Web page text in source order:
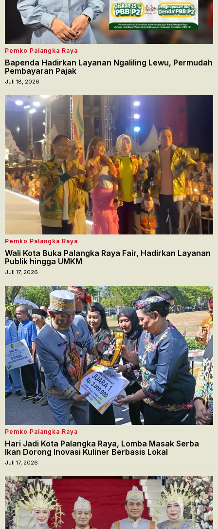
Pemko Palangka Raya
Bapenda Hadirkan Layanan Ngaliling Lewu, Permudah
Pembayaran Pajak
Juli 18, 2026
Pemko Palangka Raya
Wali Kota Buka Palangka Raya Fair, Hadirkan Layanan
Publik hingga UMKM
Juli 17, 2026
Pemko Palangka Raya
Hari Jadi Kota Palangka Raya, Lomba Masak Serba
Ikan Dorong Inovasi Kuliner Berbasis Lokal
Juli 17, 2026